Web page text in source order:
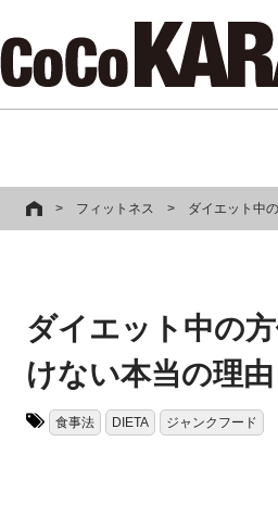
> フィットネス > ダイエット中
ダイエット中の
けない本当の理由
食事法 DIETA ジャンクフード